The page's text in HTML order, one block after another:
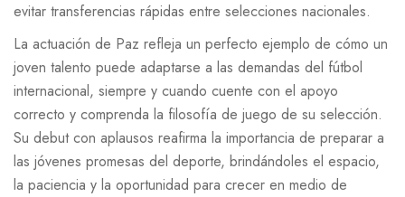
evitar transferencias rápidas entre selecciones nacionales.
La actuación de Paz refleja un perfecto ejemplo de cómo un
joven talento puede adaptarse a las demandas del fútbol
internacional, siempre y cuando cuente con el apoyo
correcto y comprenda la filosofía de juego de su selección.
Su debut con aplausos reafirma la importancia de preparar a
las jóvenes promesas del deporte, brindándoles el espacio,
la paciencia y la oportunidad para crecer en medio de